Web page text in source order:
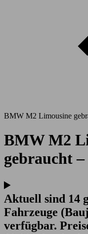
BMW M2 Limousine
BMW M2
gebraucht
Aktuell sind 14
Fahrzeuge
verfügbar.